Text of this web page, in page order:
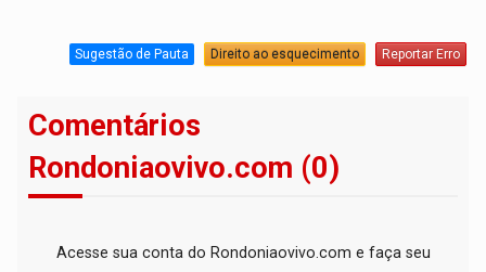
Sugestão de Pauta Direito ao esquecimento Reportar Erro
Comentários
Rondoniaovivo.com (0)
Acesse sua conta do Rondoniaovivo.com e faça seu